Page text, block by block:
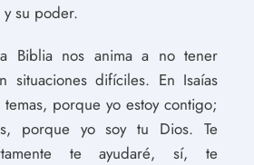
su poder.
Biblia nos anima a no tener
situaciones difíciles. En Isaías
porque yo estoy contigo;
porque yo soy tu Dios. Te
te ayudaré, sí, te